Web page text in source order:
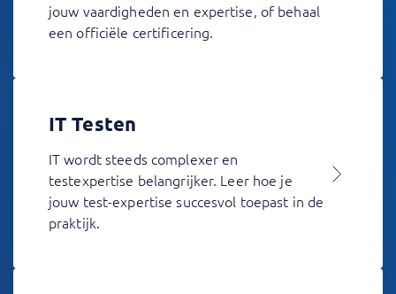
jouw vaardigheden en expertise, of behaal
een officiële certificering.
IT Testen
IT wordt steeds complexer en
testexpertise belangrijker. Leer hoe je
jouw test-expertise succesvol toepast in de
praktijk.